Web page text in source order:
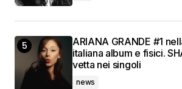
ARIANA GRANDE #1
italiana album e fisici.
vetta nei singoli
news